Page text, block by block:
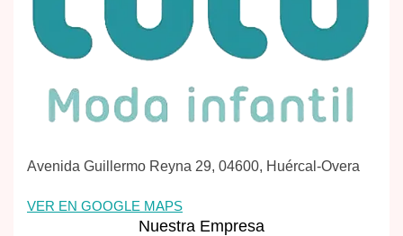
Avenida Guillermo Reyna 29, 04600, Huércal-Overa
VER EN GOOGLE MAPS
Nuestra Empresa